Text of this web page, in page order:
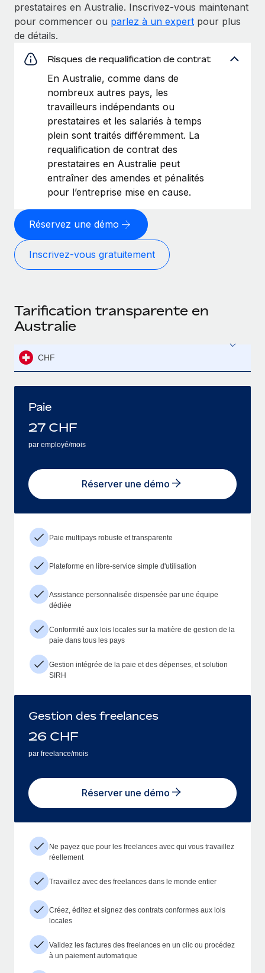
prestataires en Australie. Inscrivez-vous maintenant
pour commencer ou parlez à un expert pour plus
de détails.
Risques de requalification de contrat
En Australie, comme dans de
nombreux autres pays, les
travailleurs indépendants ou
prestataires et les salariés à temps
plein sont traités différemment. La
requalification de contrat des
prestataires en Australie peut
entraîner des amendes et pénalités
pour l’entreprise mise en cause.
Réservez une démo
Inscrivez-vous gratuitement
Tarification transparente en
Australie
CHF
Paie
27 CHF
par employé/mois
Réserver une démo
Paie multipays robuste et transparente
Plateforme en libre-service simple d'utilisation
Assistance personnalisée dispensée par une équipe
dédiée
Conformité aux lois locales sur la matière de gestion de la
paie dans tous les pays
Gestion intégrée de la paie et des dépenses, et solution
SIRH
Gestion des freelances
26 CHF
par freelance/mois
Réserver une démo
Ne payez que pour les freelances avec qui vous travaillez
réellement
Travaillez avec des freelances dans le monde entier
Créez, éditez et signez des contrats conformes aux lois
locales
Validez les factures des freelances en un clic ou procédez
à un paiement automatique